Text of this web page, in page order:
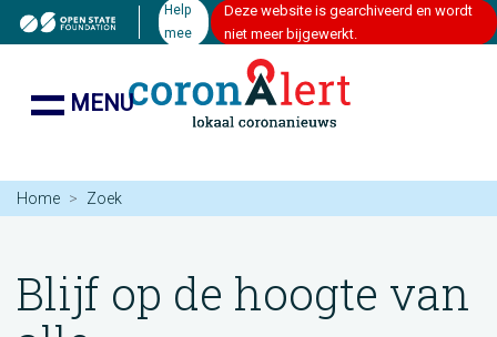
Help
mee
Deze website is gearchiveerd en wordt
niet meer bijgewerkt.
MENU
Home Zoek
Blijf op de hoogte van